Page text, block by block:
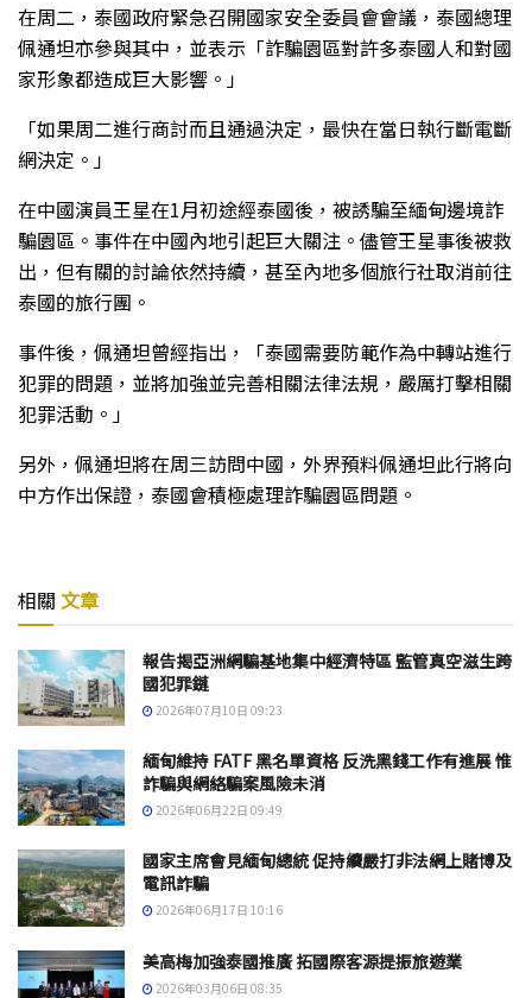
在周二，泰國政府緊急召開國家安全委員會會議，泰國總理
佩通坦亦參與其中，並表示「詐騙園區對許多泰國人和對國
家形象都造成巨大影響。」
「如果周二進行商討而且通過決定，最快在當日執行斷電斷
網決定。」
在中國演員王星在1月初途經泰國後，被誘騙至緬甸邊境詐
騙園區。事件在中國內地引起巨大關注。儘管王星事後被救
出，但有關的討論依然持續，甚至內地多個旅行社取消前往
泰國的旅行團。
事件後，佩通坦曾經指出，「泰國需要防範作為中轉站進行
犯罪的問題，並將加強並完善相關法律法規，嚴厲打擊相關
犯罪活動。」
另外，佩通坦將在周三訪問中國，外界預料佩通坦此行將向
中方作出保證，泰國會積極處理詐騙園區問題。
相關 文章
報告揭亞洲網騙基地集中經濟特區 監管真空滋生跨
國犯罪鏈
2026年07月10日 09:23
緬甸維持 FATF 黑名單資格 反洗黑錢工作有進展 惟
詐騙與網絡騙案風險未消
2026年06月22日 09:49
國家主席會見緬甸總統 促持續嚴打非法網上賭博及
電訊詐騙
2026年06月17日 10:16
美高梅加強泰國推廣 拓國際客源提振旅遊業
2026年03月06日 08:35